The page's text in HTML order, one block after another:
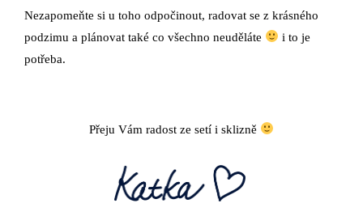
Nezapomeňte si u toho odpočinout, radovat se z krásného
podzimu a plánovat také co všechno neuděláte
i to je
potřeba.
Přeju Vám radost ze setí i sklizně